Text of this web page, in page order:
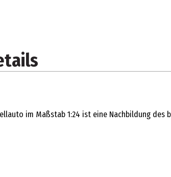
im Maßstab 1:24 ist eine Nachbildung